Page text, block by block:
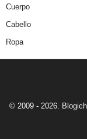
Cuerpo
Cabello
Ropa
© 2009 - 2026.